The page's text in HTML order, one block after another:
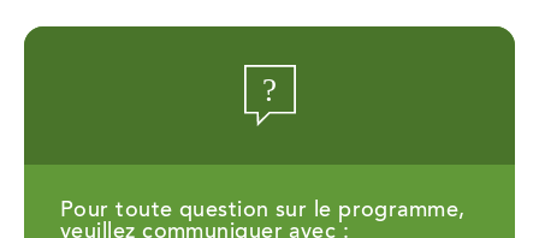
Pour toute question sur le programme,
veuillez communiquer avec :